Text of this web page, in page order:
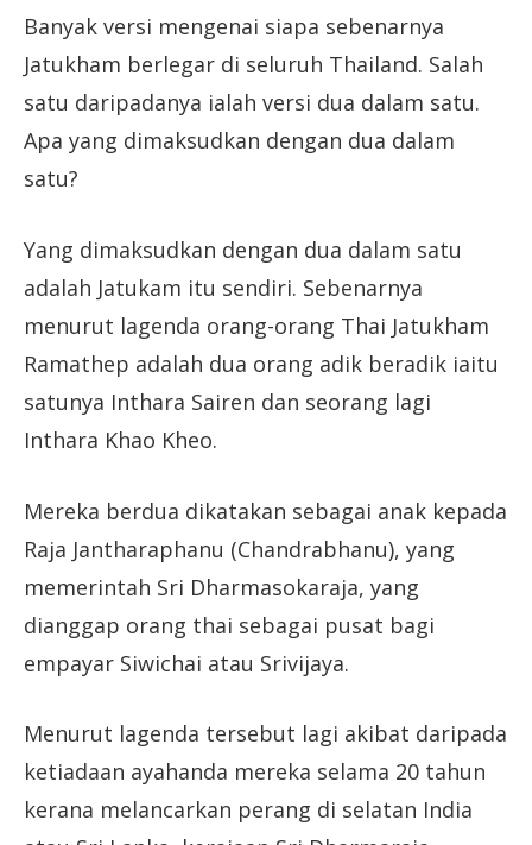
Banyak versi mengenai siapa sebenarnya
Jatukham berlegar di seluruh Thailand. Salah
satu daripadanya ialah versi dua dalam satu.
Apa yang dimaksudkan dengan dua dalam
satu?
Yang dimaksudkan dengan dua dalam satu
adalah Jatukam itu sendiri. Sebenarnya
menurut lagenda orang-orang Thai Jatukham
Ramathep adalah dua orang adik beradik iaitu
satunya Inthara Sairen dan seorang lagi
Inthara Khao Kheo.
Mereka berdua dikatakan sebagai anak kepada
Raja Jantharaphanu (Chandrabhanu), yang
memerintah Sri Dharmasokaraja, yang
dianggap orang thai sebagai pusat bagi
empayar Siwichai atau Srivijaya.
Menurut lagenda tersebut lagi akibat daripada
ketiadaan ayahanda mereka selama 20 tahun
kerana melancarkan perang di selatan India